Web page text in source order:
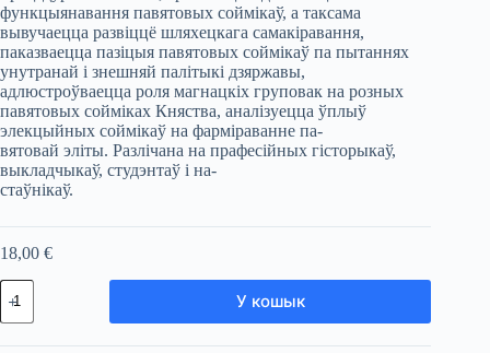
функцыянавання павятовых соймікаў, а таксама
вывучаецца развіццё шляхецкага самакіравання,
паказваецца пазіцыя павятовых соймікаў па пытаннях
унутранай і знешняй палітыкі дзяржавы,
адлюстроўваецца роля магнацкіх груповак на розных
павятовых сойміках Княства, аналізуецца ўплыў
элекцыйных соймікаў на фарміраванне па-
вятовай эліты. Разлічана на прафесійных гісторыкаў,
выкладчыкаў, студэнтаў і на-
стаўнікаў.
18,00 €
Колькасць
тавара
Павятовыя
соймікі
У кошык